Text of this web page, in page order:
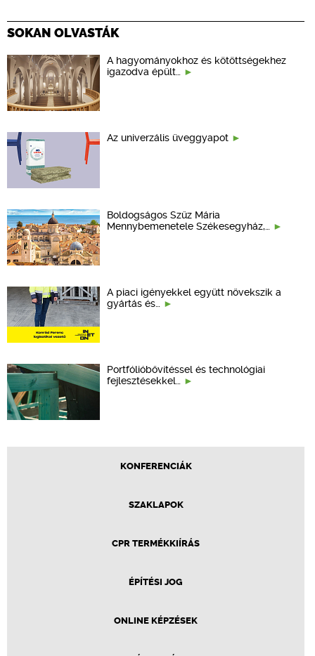
SOKAN OLVASTÁK
A hagyományokhoz és kötöttségekhez
igazodva épült…
Az univerzális üveggyapot
Boldogságos Szűz Mária
Mennybemenetele Székesegyház,…
A piaci igényekkel együtt növekszik a
gyártás és…
Portfólióbővítéssel és technológiai
fejlesztésekkel…
KONFERENCIÁK
SZAKLAPOK
CPR TERMÉKKIÍRÁS
ÉPÍTÉSI JOG
ONLINE KÉPZÉSEK